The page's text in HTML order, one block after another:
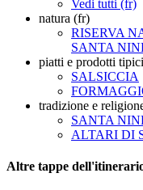
Vedi tutti (fr)
natura (fr)
RISERVA
SANTA
piatti e prodotti
SALSICCIA
tradizione e
SANTA
ALTARI DI
Altre tappe